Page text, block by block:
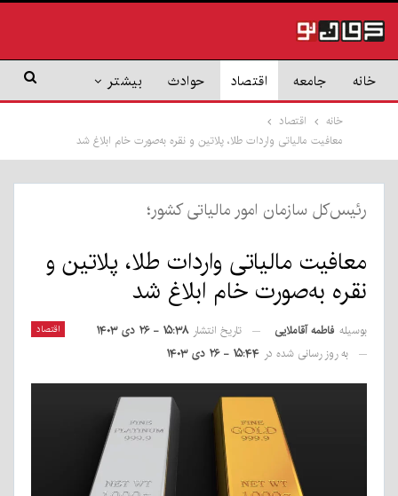
خانه جامعه اقتصاد حوادث بیشتر
خانه
اقتصاد
معافیت مالیاتی واردات طلا، پلاتین و نقره به‌صورت خام ابلاغ شد
رئیس‌کل سازمان امور مالیاتی کشور؛
معافیت مالیاتی واردات طلا، پلاتین و
نقره به‌صورت خام ابلاغ شد
اقتصاد بوسیله فاطمه آقاملایی تاریخ انتشار ۱۵:۳۸ - ۲۶ دی ۱۴۰۳
به روز رسانی شده در ۱۵:۴۴ - ۲۶ دی ۱۴۰۳